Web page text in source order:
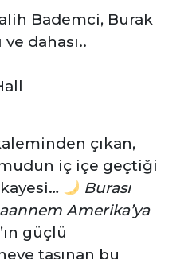
Bademci, Burak
ve dahası..
çıkan,
iç içe geçtiği
Burası
Amerika’ya
güçlü
taşınan bu